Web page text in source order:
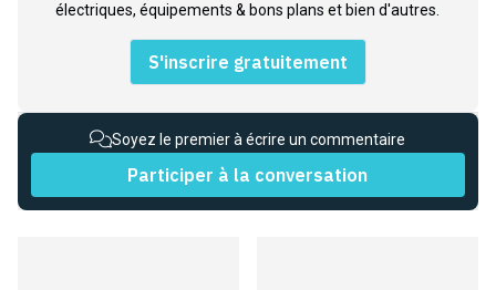
électriques, équipements & bons plans et bien d'autres.
S'inscrire gratuitement
Soyez le premier à écrire un commentaire
Participer à la conversation